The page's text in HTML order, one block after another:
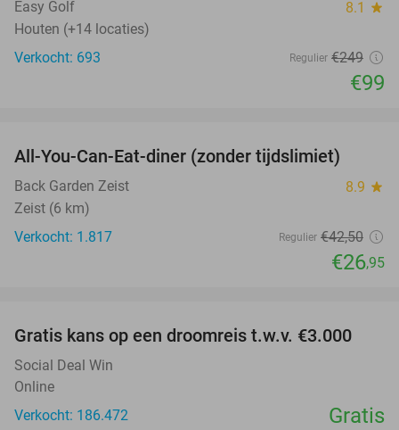
Easy Golf 8.1 star
Houten (+14 locaties)
Verkocht: 693
Regulier €249
€99
All-You-Can-Eat-diner (zonder tijdslimiet)
Back Garden Zeist 8.9 star
Zeist (6 km)
Verkocht: 1.817
Regulier €42,50
€26,95
Gratis kans op een droomreis t.w.v. €3.000
Social Deal Win
Online
Verkocht: 186.472
Gratis